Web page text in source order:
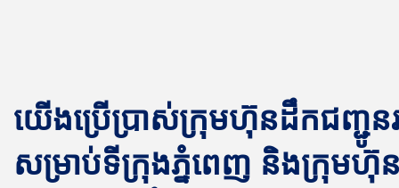
យើងប្រើប្រាស់ក្រុមហ៊ុនដឹកជញ្ជូ
សម្រាប់ទីក្រុងភ្នំពេញ និងក្រុមហ៊ុន